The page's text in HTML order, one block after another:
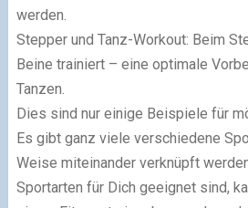
werden.
Stepper und Tanz-Workout: Beim
Beine trainiert – eine optimale
Tanzen.
Dies sind nur einige Beispiele für
Es gibt ganz viele verschiedene
Weise miteinander verknüpft
Sportarten für Dich geeignet sind,